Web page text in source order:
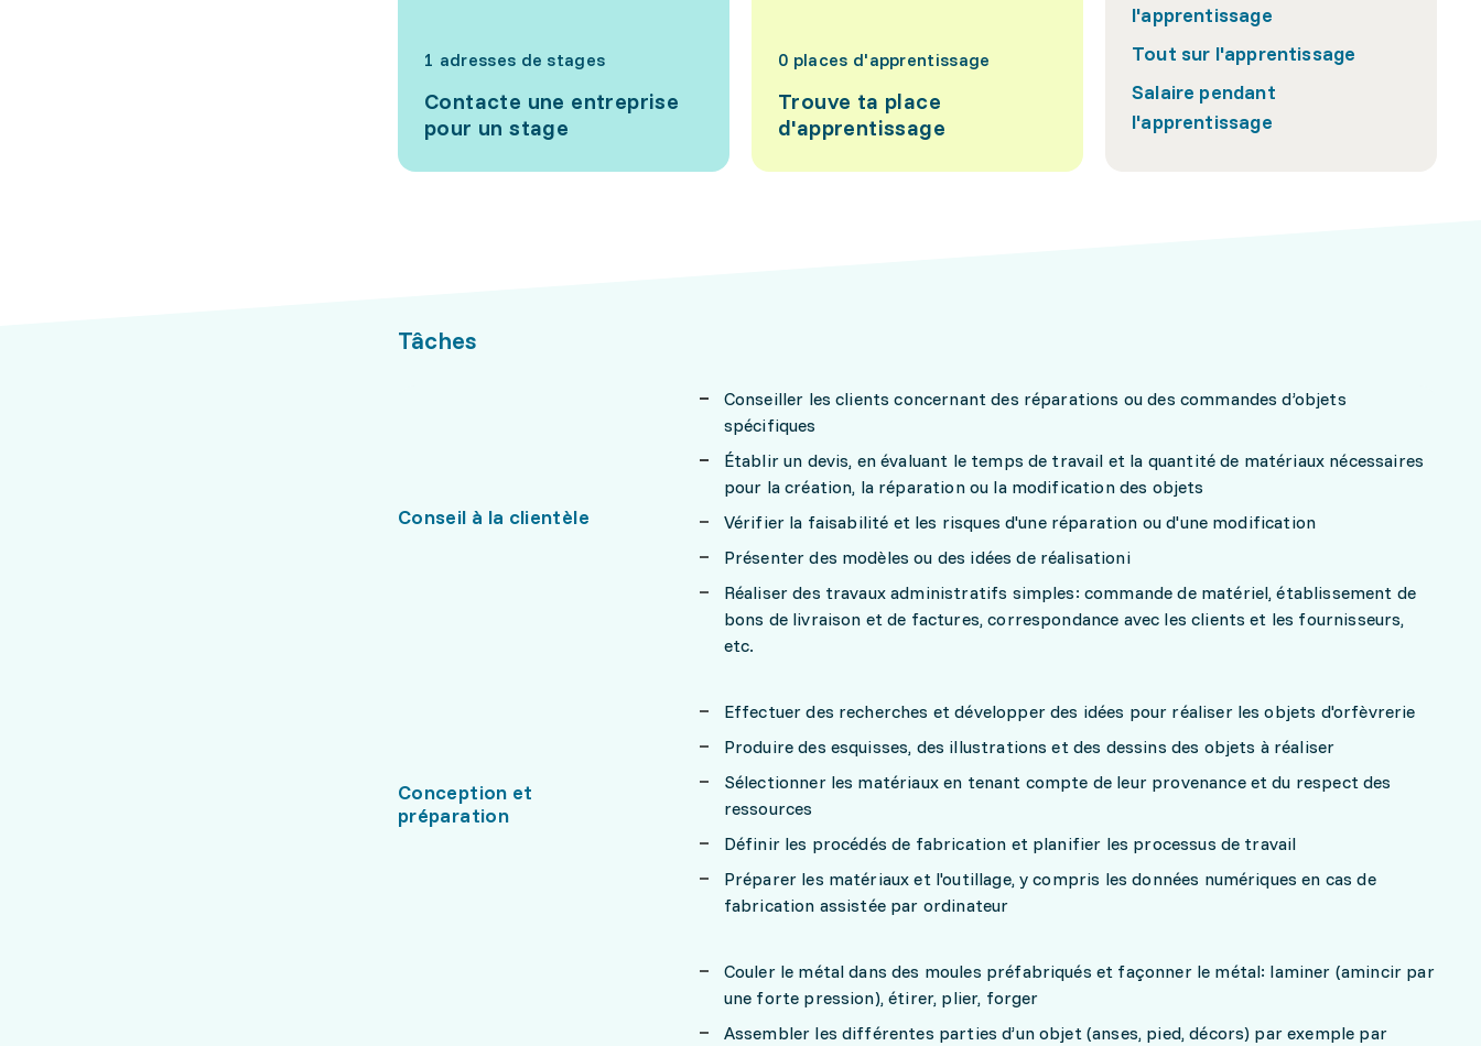
1 adresses de stages
Contacte une entreprise
pour un stage
0 places d'apprentissage
Trouve ta place
d'apprentissage
l'apprentissage
Tout sur l'apprentissage
Salaire pendant
l'apprentissage
Tâches
Conseil à la clientèle
Conseiller les clients concernant des réparations ou des commandes d’objets
spécifiques
Établir un devis, en évaluant le temps de travail et la quantité de matériaux nécessaires
pour la création, la réparation ou la modification des objets
Vérifier la faisabilité et les risques d'une réparation ou d'une modification
Présenter des modèles ou des idées de réalisationi
Réaliser des travaux administratifs simples: commande de matériel, établissement de
bons de livraison et de factures, correspondance avec les clients et les fournisseurs,
etc.
Conception et
préparation
Effectuer des recherches et développer des idées pour réaliser les objets d'orfèvrerie
Produire des esquisses, des illustrations et des dessins des objets à réaliser
Sélectionner les matériaux en tenant compte de leur provenance et du respect des
ressources
Définir les procédés de fabrication et planifier les processus de travail
Préparer les matériaux et l'outillage, y compris les données numériques en cas de
fabrication assistée par ordinateur
Couler le métal dans des moules préfabriqués et façonner le métal: laminer (amincir par
une forte pression), étirer, plier, forger
Assembler les différentes parties d’un objet (anses, pied, décors) par exemple par